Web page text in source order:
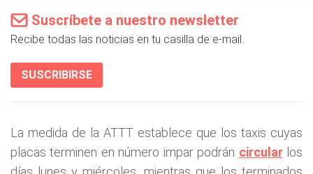
Suscríbete a nuestro newsletter
Recibe todas las noticias en tu casilla de e-mail.
SUSCRIBIRSE
La medida de la ATTT establece que los taxis cuyas
placas terminen en número impar podrán circularlos